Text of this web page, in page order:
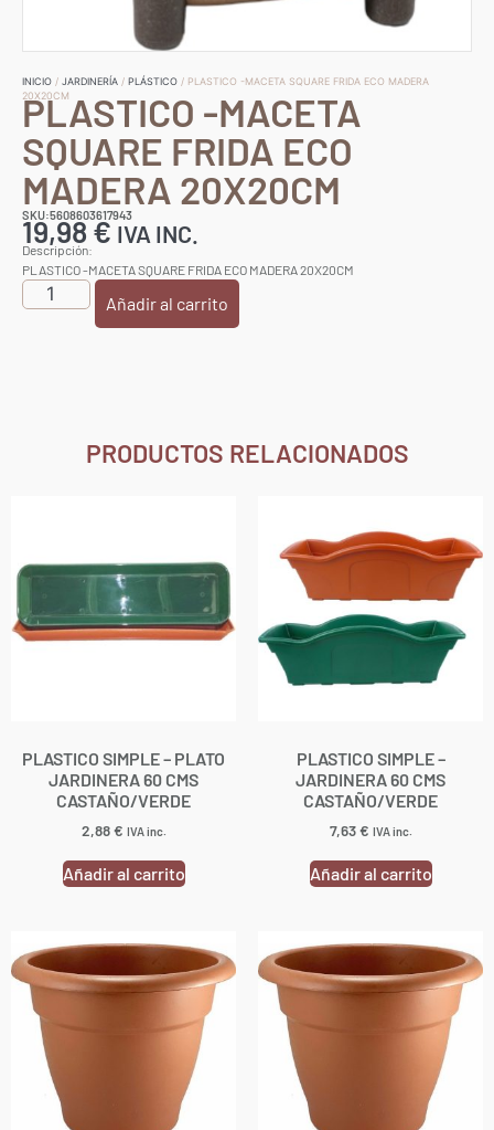
INICIO / JARDINERÍA / PLÁSTICO / PLASTICO -MACETA SQUARE FRIDA ECO MADERA
20X20CM
PLASTICO -MACETA
SQUARE FRIDA ECO
MADERA 20X20CM
SKU:5608603617943
19,98€ IVA INC.
Descripción:
PLASTICO -MACETA SQUARE FRIDA ECO MADERA 20X20CM
Añadir al carrito
PRODUCTOS RELACIONADOS
PLASTICO SIMPLE – PLATO
JARDINERA 60 CMS
CASTAÑO/VERDE
2,88€ IVA inc.
Añadir al carrito
PLASTICO SIMPLE –
JARDINERA 60 CMS
CASTAÑO/VERDE
7,63€ IVA inc.
Añadir al carrito